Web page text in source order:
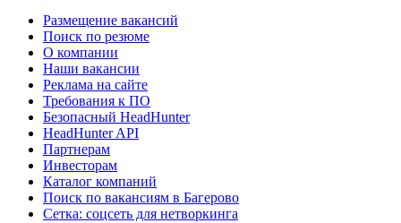
Размещение вакансий
Поиск по резюме
О компании
Наши вакансии
Реклама на сайте
Требования к ПО
Безопасный HeadHunter
HeadHunter API
Партнерам
Инвесторам
Каталог компаний
Поиск по вакансиям в Багерово
Сетка: соцсеть для нетворкинга